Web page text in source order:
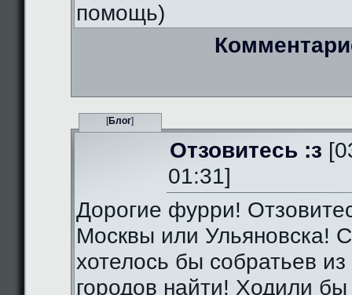
помощь)
[Блог]
Отзовитесь :з
01:31]
Дорогие фурри!
Москвы или Ульяновска!
хотелось бы собратьев из
городов найти! Ходили бы